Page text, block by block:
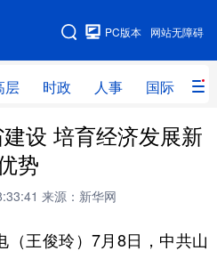
网站无障碍
PC版本
层 时政 人事 国际 财
站地图
时政 人事
全球连线
量子 体育
设 培育经济发展新
势
来源：新华网
王俊玲）7月8日，中共山